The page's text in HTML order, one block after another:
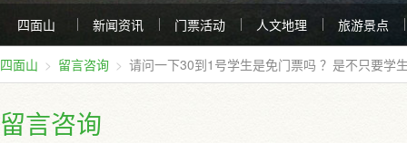
四面山 新闻资讯 门票活动 人文地理 旅游景点
四面山 留言咨询 请问一下30到1号学生是免门票吗 ？是不只要学
留言咨询